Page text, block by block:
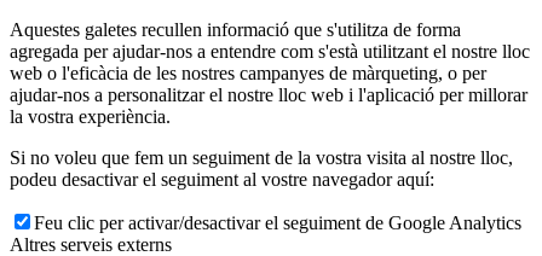
Aquestes galetes recullen informació que s'utilitza de forma
agregada per ajudar-nos a entendre com s'està utilitzant el nostre lloc
web o l'eficàcia de les nostres campanyes de màrqueting, o per
ajudar-nos a personalitzar el nostre lloc web i l'aplicació per millorar
la vostra experiència.
Si no voleu que fem un seguiment de la vostra visita al nostre lloc,
podeu desactivar el seguiment al vostre navegador aquí:
Feu clic per activar/desactivar el seguiment de Google Analytics
Altres serveis externs